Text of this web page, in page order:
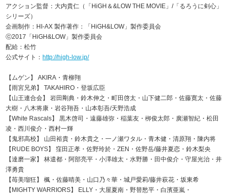
アクション監督：大内貴仁（「HiGH＆&LOW THE MOVIE」/「るろうに剣心」
シリーズ）
企画制作：HI-AX 製作著作：「HiGH&LOW」製作委員会
ⓒ2017「HiGH&LOW」製作委員会
配給：松竹
公式サイト：http://high-low.jp/
【ムゲン】 AKIRA・青柳翔
【雨宮兄弟】 TAKAHIRO・登坂広臣
【山王連合会】 岩田剛典・鈴木伸之・町田啓太・山下健二郎・佐藤寛太・佐藤
大樹・八木将康・岩谷翔吾・山本彰吾/天野浩成
【White Rascals】 黒木啓司・遠藤雄弥・稲葉友・栁俊太郎・廣瀬智紀・松田
凌・西川俊介・西村一輝
【鬼邪高校】 山田裕貴・鈴木貴之・一ノ瀬ワタル・青木健・清原翔・陳内将
【RUDE BOYS】 窪田正孝・佐野玲於・ZEN・佐野岳/藤井夏恋・鈴木梨央
【達磨一家】 林遣都・阿部亮平・小澤雄太・水野勝・田中俊介・守屋光治・井
澤勇貴
【苺美瑠狂】 楓・佐藤晴美・山口乃々華・城戸愛莉/藤井萩花・坂東希
【MIGHTY WARRIORS】 ELLY・大屋夏南・野替愁平・白濱亜嵐・